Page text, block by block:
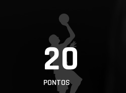
ÁREA TÉCNICA
PROJETOS
20
PONTOS